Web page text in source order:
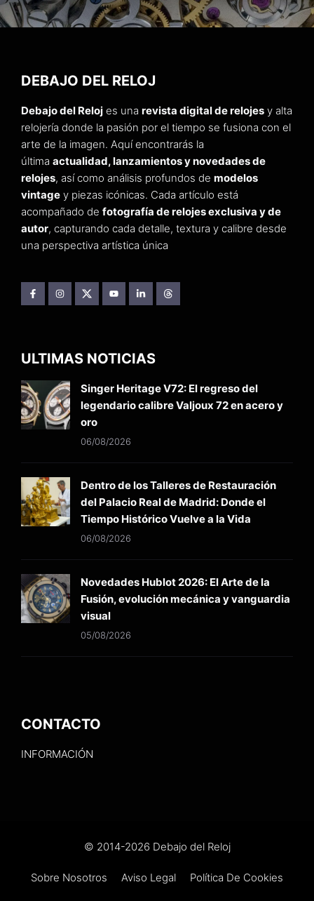
DEBAJO DEL RELOJ
Debajo del Reloj es una revista digital de relojes y alta
relojería donde la pasión por el tiempo se fusiona con el
arte de la imagen. Aquí encontrarás la
última actualidad, lanzamientos y novedades de
relojes, así como análisis profundos de modelos
vintage y piezas icónicas. Cada artículo está
acompañado de fotografía de relojes exclusiva y de
autor, capturando cada detalle, textura y calibre desde
una perspectiva artística única
ULTIMAS NOTICIAS
Singer Heritage V72: El regreso del
legendario calibre Valjoux 72 en acero y
oro
06/08/2026
Dentro de los Talleres de Restauración
del Palacio Real de Madrid: Donde el
Tiempo Histórico Vuelve a la Vida
06/08/2026
Novedades Hublot 2026: El Arte de la
Fusión, evolución mecánica y vanguardia
visual
05/08/2026
CONTACTO
INFORMACIÓN
© 2014-2026 Debajo del Reloj
Sobre Nosotros Aviso Legal Política De Cookies